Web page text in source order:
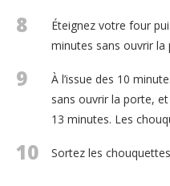
8
Éteignez votre four
minutes sans ouvrir la
9
À l’issue des 10
sans ouvrir la porte,
13 minutes. Les
10 Sortez les